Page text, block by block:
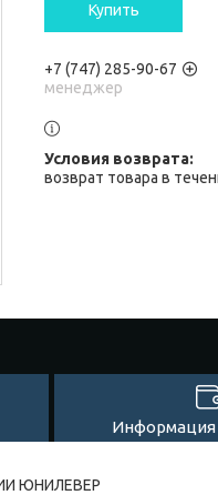
Купить
+7 (747) 285-90-67
менеджер
возврат товара в
Информация
ЮНИЛЕВЕР